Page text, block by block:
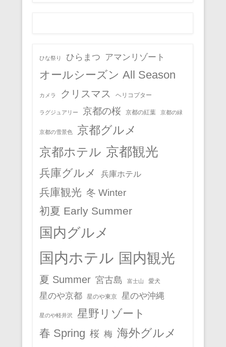
ひな祭り ひらまつ アマンリゾート
オールシーズン All Season
カメラ クリスマス ヘリコプター
ラグジュアリー 京都の桜 京都の紅葉 京都の緑
京都の雪景色 京都グルメ
京都ホテル 京都観光
兵庫グルメ 兵庫ホテル
兵庫観光 冬 Winter
初夏 Early Summer
国内グルメ
国内ホテル 国内観光
夏 Summer 宮古島 富士山 愛犬
星のや京都 星のや東京 星のや沖縄
星のや軽井沢
星野リゾート
春 Spring 桜 梅 海外グルメ